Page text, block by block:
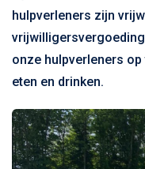
hulpverleners zijn
onze hulpverleners
eten en drinken.